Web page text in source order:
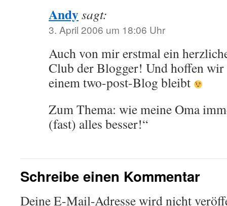
Andysagt:
3. April 2006 um 18:06 Uhr
Auch von mir erstmal ein
Club der Blogger! Und hoffen wir
einem two-post-Blog bleibt
Zum Thema: wie meine Oma
(fast) alles besser!“
Schreibe einen Kommentar
Deine E-Mail-Adresse wird nicht